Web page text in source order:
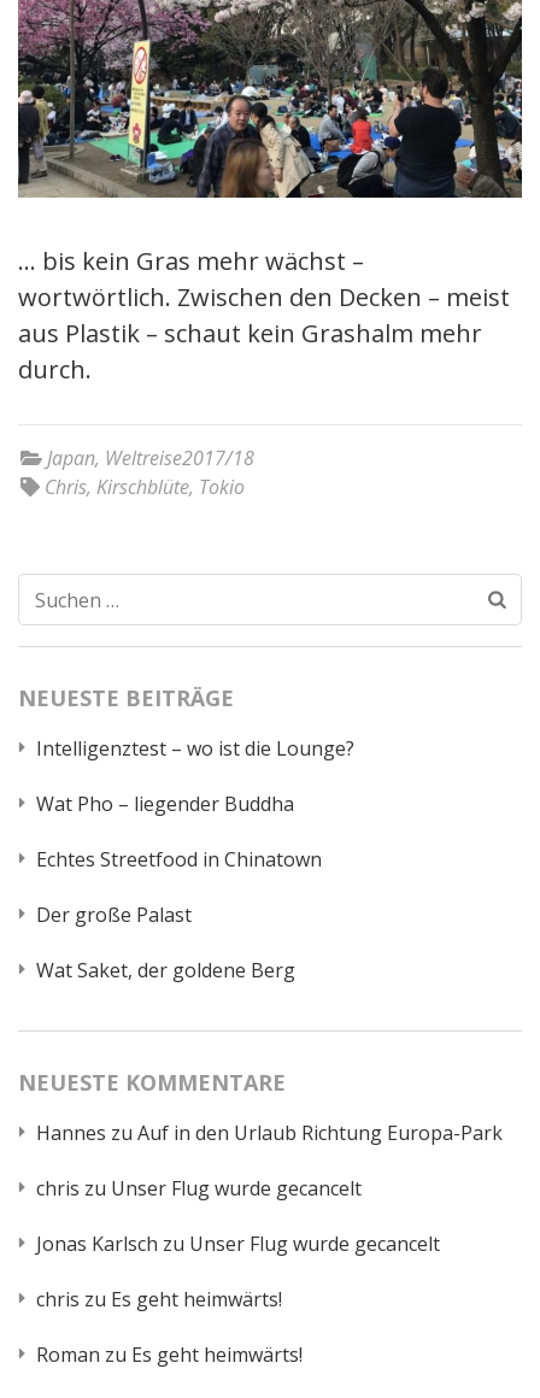
… bis kein Gras mehr wächst –
wortwörtlich. Zwischen den Decken – meist
aus Plastik – schaut kein Grashalm mehr
durch.
Japan, Weltreise2017/18
Chris, Kirschblüte, Tokio
Suchen
nach:
NEUESTE BEITRÄGE
Intelligenztest – wo ist die Lounge?
Wat Pho – liegender Buddha
Echtes Streetfood in Chinatown
Der große Palast
Wat Saket, der goldene Berg
NEUESTE KOMMENTARE
Hannes zu Auf in den Urlaub Richtung Europa-Park
chris zu Unser Flug wurde gecancelt
Jonas Karlsch zu Unser Flug wurde gecancelt
chris zu Es geht heimwärts!
Roman zu Es geht heimwärts!